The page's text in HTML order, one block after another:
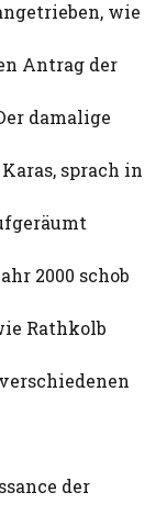
wie
Antrag der
damalige
sprach in
2000 schob
Rathkolb
der